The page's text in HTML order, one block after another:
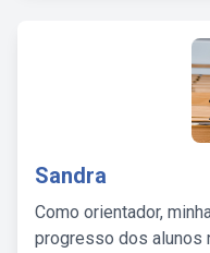
Sandra
Como orientador,
progresso dos alunos